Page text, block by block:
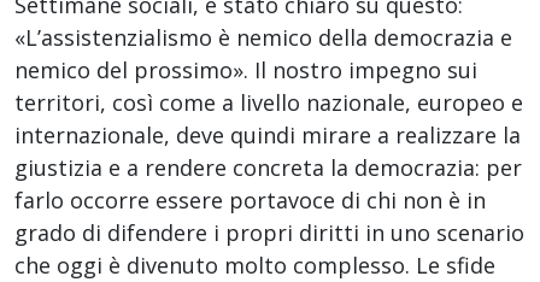
«L’assistenzialismo è nemico della democrazia e
nemico del prossimo». Il nostro impegno sui
territori, così come a livello nazionale, europeo e
internazionale, deve quindi mirare a realizzare la
giustizia e a rendere concreta la democrazia: per
farlo occorre essere portavoce di chi non è in
grado di difendere i propri diritti in uno scenario
che oggi è divenuto molto complesso. Le sfide